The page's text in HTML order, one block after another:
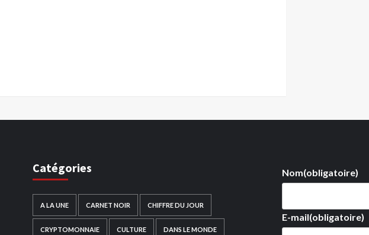
Catégories
A LA UNE CARNET NOIR CHIFFRE DU JOUR
CRYPTOMONNAIE CULTURE DANS LE MONDE
Nom(obligatoire)
E-mail(obligatoire)